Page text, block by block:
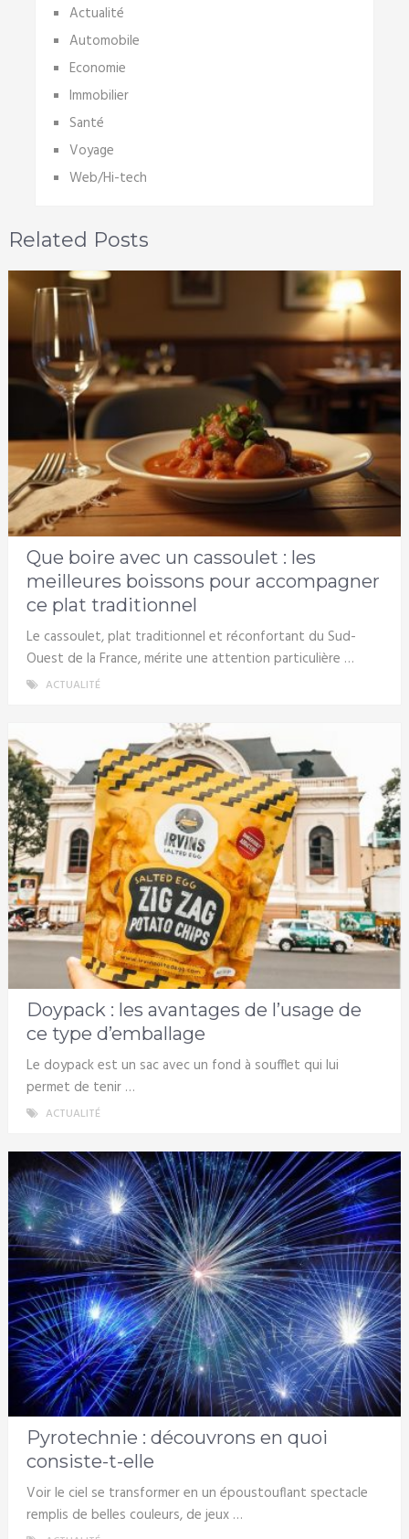
Actualité
Automobile
Economie
Immobilier
Santé
Voyage
Web/Hi-tech
Related Posts
Que boire avec un cassoulet : les
meilleures boissons pour accompagner
ce plat traditionnel
Le cassoulet, plat traditionnel et réconfortant du Sud-
Ouest de la France, mérite une attention particulière …
ACTUALITÉ
Doypack : les avantages de l’usage de
ce type d’emballage
Le doypack est un sac avec un fond à soufflet qui lui
permet de tenir …
ACTUALITÉ
Pyrotechnie : découvrons en quoi
consiste-t-elle
Voir le ciel se transformer en un époustouflant spectacle
remplis de belles couleurs, de jeux …